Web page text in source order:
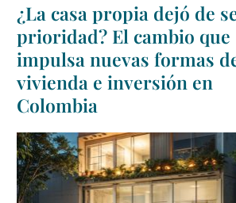
¿La casa propia dejó de
prioridad? El cambio que
impulsa nuevas formas
vivienda e inversión en
Colombia